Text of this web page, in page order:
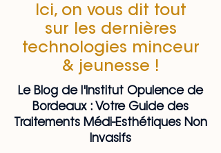
Ici, on vous dit tout
sur les dernières
technologies minceur
& jeunesse !
Le Blog de l'Institut Opulence de
Bordeaux : Votre Guide des
Traitements Médi-Esthétiques Non
Invasifs